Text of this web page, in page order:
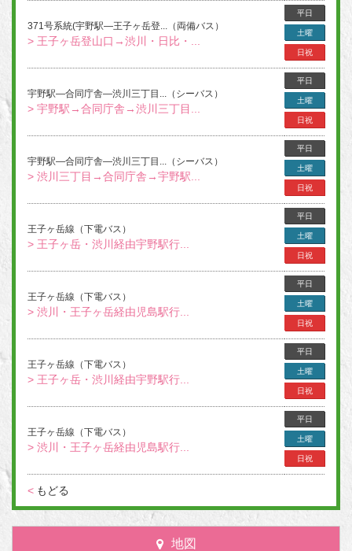
371号系統(宇野駅―王子ヶ岳登...（両備バス）
> 王子ヶ岳登山口→渋川・日比・...
平日
土曜
日祝
宇野駅―合同庁舎―渋川三丁目...（シーバス）
> 宇野駅→合同庁舎→渋川三丁目...
平日
土曜
日祝
宇野駅―合同庁舎―渋川三丁目...（シーバス）
> 渋川三丁目→合同庁舎→宇野駅...
平日
土曜
日祝
王子ヶ岳線（下電バス）
> 王子ヶ岳・渋川経由宇野駅行...
平日
土曜
日祝
王子ヶ岳線（下電バス）
> 渋川・王子ヶ岳経由児島駅行...
平日
土曜
日祝
王子ヶ岳線（下電バス）
> 王子ヶ岳・渋川経由宇野駅行...
平日
土曜
日祝
王子ヶ岳線（下電バス）
> 渋川・王子ヶ岳経由児島駅行...
平日
土曜
日祝
< もどる
地図